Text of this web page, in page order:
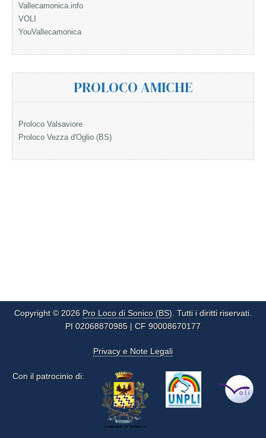
Vallecamonica.info
VOLI
YouVallecamonica
PROLOCO AMICHE
Proloco Valsaviore
Proloco Vezza d'Oglio (BS)
Copyright © 2026 Pro Loco di Sonico (BS). Tutti i diritti riservati.
PI 02068870985 | CF 90008670177
Privacy e Note Legali
Con il patrocinio di: